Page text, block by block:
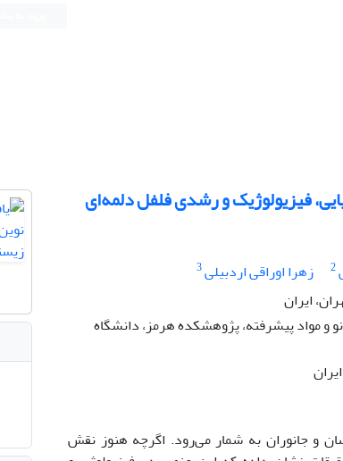
فیزیولوژیک و رشدی فلفل دلمه‌ای
2 زهرا اوراقی اردبیلی3
ایران
و مواد پیشرفته، پژوهشکده هرمز، دانشگاه
و جانوران به شمار می‌رود. اگرچه هنوز نقش